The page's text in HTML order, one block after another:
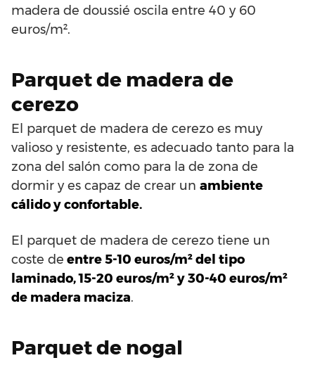
madera de doussié oscila entre 40 y 60
euros/m².
Parquet de madera de
cerezo
El parquet de madera de cerezo es muy
valioso y resistente, es adecuado tanto para la
zona del salón como para la de zona de
dormir y es capaz de crear un ambiente
cálido y confortable.
El parquet de madera de cerezo tiene un
coste de entre 5-10 euros/m² del tipo
laminado, 15-20 euros/m² y 30-40 euros/m²
de madera maciza.
Parquet de nogal